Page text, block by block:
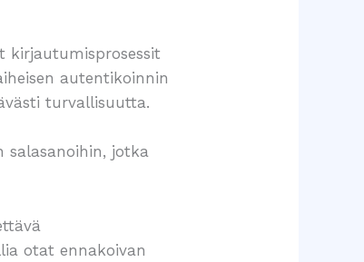
kirjautumisprosessit
autentikoinnin
turvallisuutta.
salasanoihin, jotka
otat ennakoivan